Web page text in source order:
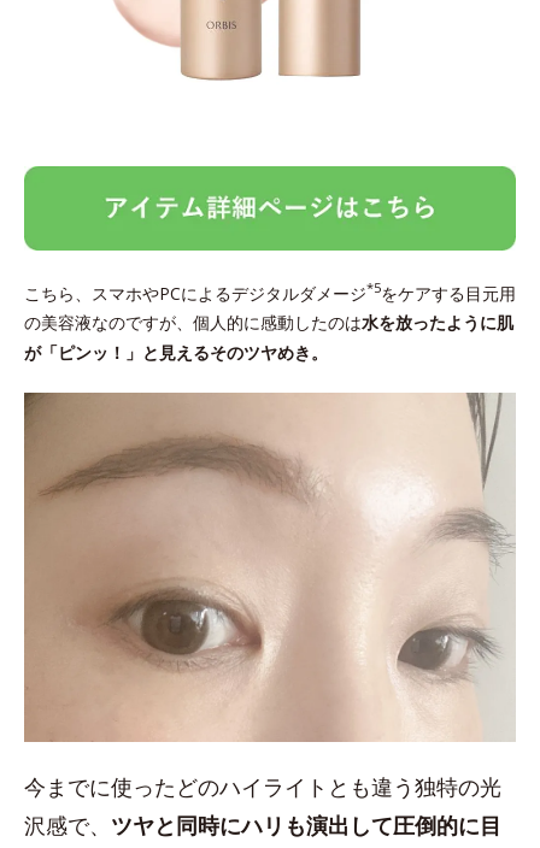
こちら、スマホやPCによるデジタルダメージ*5をケアする目元用
の美容液なのですが、個人的に感動したのは水を放ったように肌
が「ピンッ！」と見えるそのツヤめき。
今までに使ったどのハイライトとも違う独特の光
沢感で、 ツヤと同時にハリも演出して圧倒的に目